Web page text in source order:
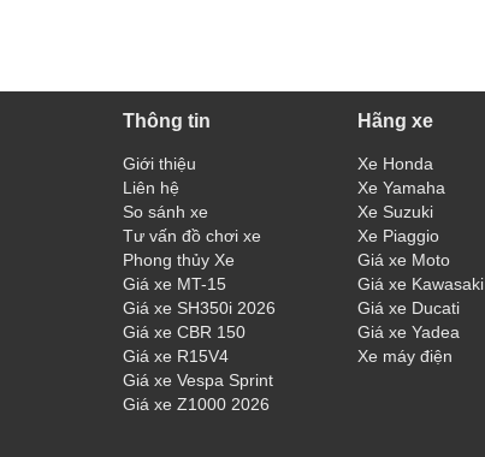
Thông tin
Giới thiệu
Liên hệ
So sánh xe
Tư vấn đồ chơi xe
Phong thủy Xe
Giá xe MT-15
Giá xe SH350i 2026
Giá xe CBR 150
Giá xe R15V4
Giá xe Vespa Sprint
Giá xe Z1000 2026
Hãng xe
Xe Honda
Xe Yamaha
Xe Suzuki
Xe Piaggio
Giá xe Moto
Giá xe Kawasaki
Giá xe Ducati
Giá xe Yadea
Xe máy điện